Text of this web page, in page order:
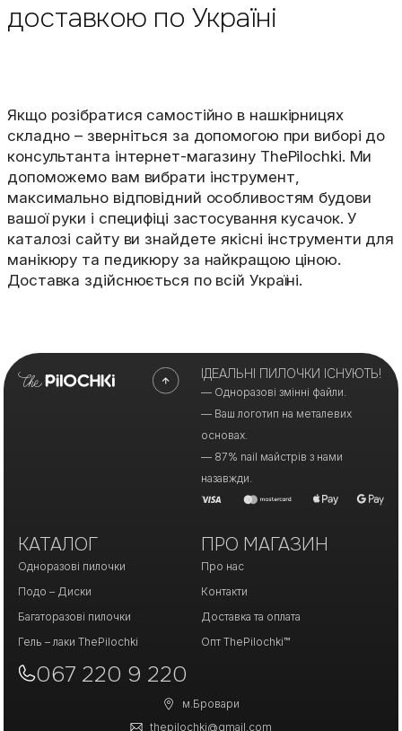
доставкою по Україні
Якщо розібратися самостійно в нашкірницях
складно – зверніться за допомогою при виборі до
консультанта інтернет-магазину ThePilochki. Ми
допоможемо вам вибрати інструмент,
максимально відповідний особливостям будови
вашої руки і специфіці застосування кусачок. У
каталозі сайту ви знайдете якісні інструменти для
манікюру та педикюру за найкращою ціною.
Доставка здійснюється по всій Україні.
ІДЕАЛЬНІ ПИЛОЧКИ ІСНУЮТЬ!
— Одноразові змінні файли.
— Ваш логотип на металевих
основах.
— 87% nail майстрів з нами
назавжди.
КАТАЛОГ
Одноразові пилочки
Подо – Диски
Багаторазові пилочки
Гель – лаки ThePilochki
ПРО МАГАЗИН
Про нас
Контакти
Доставка та оплата
Опт ThePilochki™
067 220 9 220
м.Бровари
thepilochki@gmail.com